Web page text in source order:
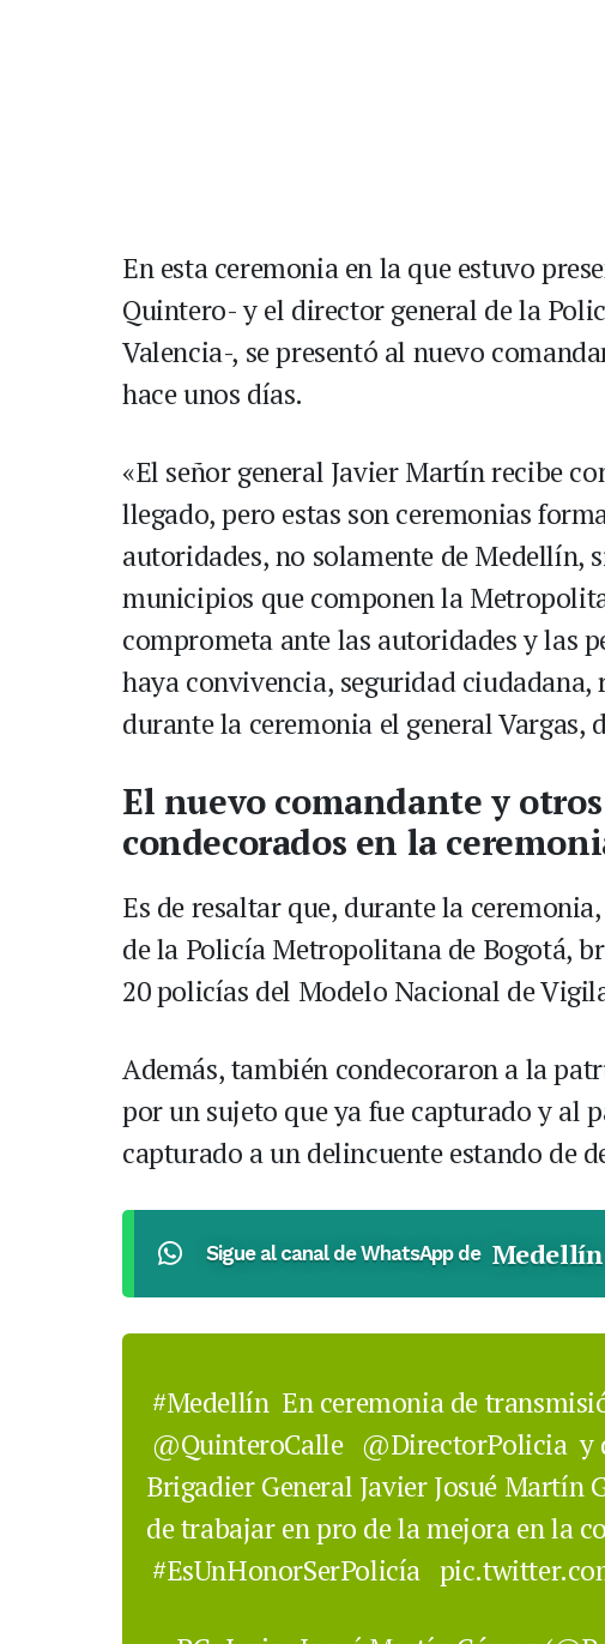
En esta ceremonia en la que estuvo
Quintero- y el director general de la
Valencia-, se presentó al nuevo
hace unos días.
«El señor general Javier Martín recibe
llegado, pero estas son ceremonias
autoridades, no solamente de Medellín,
municipios que componen la
comprometa ante las autoridades y las
haya convivencia, seguridad
durante la ceremonia el general Vargas,
El nuevo comandante y
condecorados en la
Es de resaltar que, durante la
de la Policía Metropolitana de Bogotá,
20 policías del Modelo Nacional de
Además, también condecoraron a la
por un sujeto que ya fue capturado y al
capturado a un delincuente estando de
Sigue al canal de WhatsApp de
#Medellín En ceremonia de
@QuinteroCalle @DirectorPolicia y
Brigadier General Javier Josué Martín
de trabajar en pro de la mejora en la
#EsUnHonorSerPolicía